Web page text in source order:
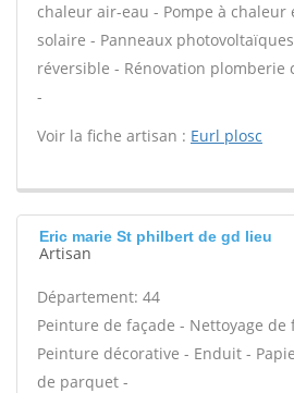
chaleur air-eau - Pompe à chaleur
solaire - Panneaux
réversible - Rénovation plomberie
-
Voir la fiche artisan : Eurl plosc
Eric marie St philbert de gd lieu
Artisan
Département: 44
Peinture de façade - Nettoyage de
Peinture décorative - Enduit -
de parquet -